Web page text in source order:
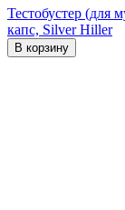
Тестобустер (для
капс, Silver Hiller
В корзину